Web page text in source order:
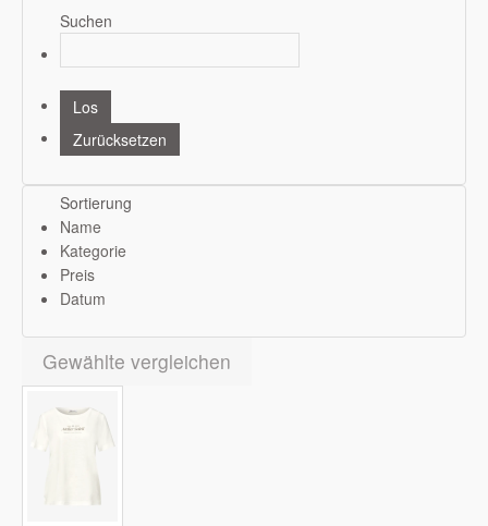
Suchen
Sortierung
Name
Kategorie
Preis
Datum
Gewählte vergleichen